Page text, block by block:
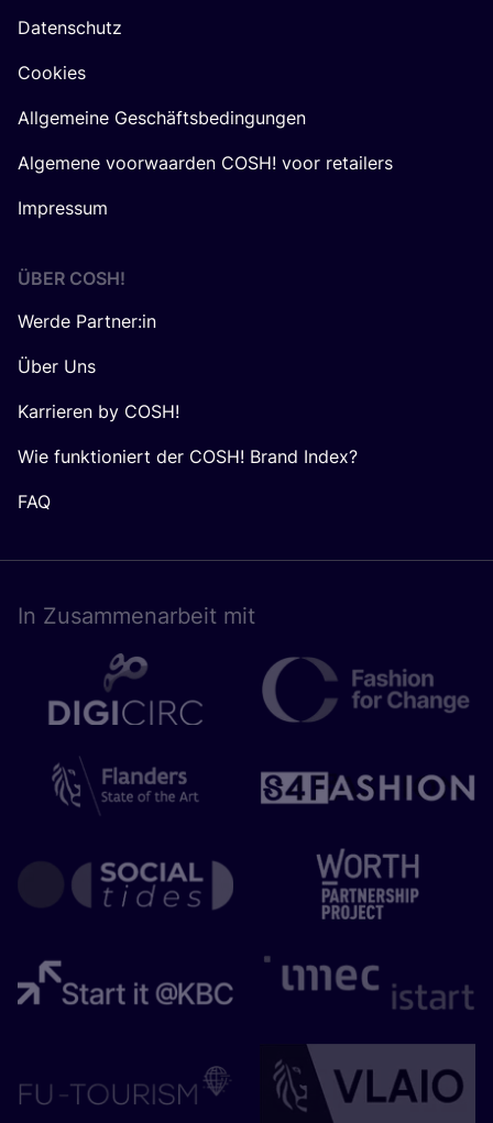
Datenschutz
Cookies
Allgemeine Geschäftsbedingungen
Algemene voorwaarden COSH! voor retailers
Impressum
ÜBER COSH!
Werde Partner:in
Über Uns
Karrieren by COSH!
Wie funktioniert der COSH! Brand Index?
FAQ
In Zusam­men­ar­beit mit